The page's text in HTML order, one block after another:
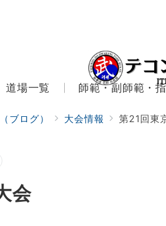
道場一覧 師範・副師範・
ブログ） 大会情報 第21回東
会